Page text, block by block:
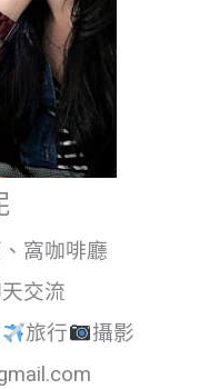
窩咖啡廳
交流
旅行
攝影